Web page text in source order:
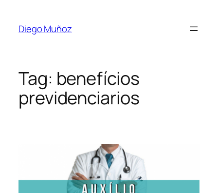
Diego Muñoz
Tag: benefícios
previdenciarios